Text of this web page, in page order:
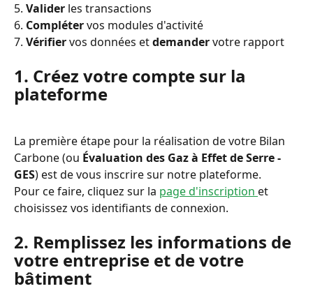
5. Valider les transactions
6. Compléter vos modules d'activité
7. Vérifier vos données et demander votre rapport
1. Créez votre compte sur la
plateforme
La première étape pour la réalisation de votre Bilan
Carbone (ou Évaluation des Gaz à Effet de Serre -
GES) est de vous inscrire sur notre plateforme.
Pour ce faire, cliquez sur la page d'inscription et
choisissez vos identifiants de connexion.
2. Remplissez les informations de
votre entreprise et de votre
bâtiment